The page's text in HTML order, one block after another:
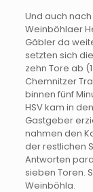
Und auch
Weinböhlaer
Gäbler da
setzten sich
zehn Tore ab
Chemnitzer
binnen fünf
HSV kam in
Gastgeber
nahmen den
der restlichen
Antworten
sieben Toren.
Weinböhla.